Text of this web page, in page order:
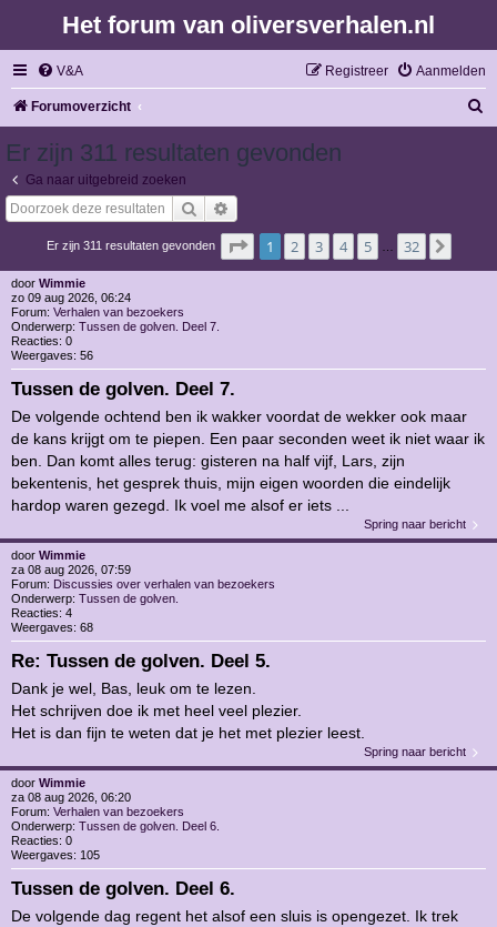
Het forum van oliversverhalen.nl
V&A Aanmelden
Registreer
Forumoverzicht
Er zijn 311 resultaten gevonden
Ga naar uitgebreid zoeken
Zoek
Er zijn 311 resultaten gevonden Pagina1 van 32
1 2 3 4 5 … 32
door Wimmie
zo 09 aug 2026, 06:24
Forum: Verhalen van bezoekers
Onderwerp: Tussen de golven. Deel 7.
Reacties: 0
Weergaves: 56
Tussen de golven. Deel 7.
De volgende ochtend ben ik wakker voordat de wekker ook maar
de kans krijgt om te piepen. Een paar seconden weet ik niet waar ik
ben. Dan komt alles terug: gisteren na half vijf, Lars, zijn
bekentenis, het gesprek thuis, mijn eigen woorden die eindelijk
hardop waren gezegd. Ik voel me alsof er iets ...
Spring naar bericht
door Wimmie
za 08 aug 2026, 07:59
Forum: Discussies over verhalen van bezoekers
Onderwerp: Tussen de golven.
Reacties: 4
Weergaves: 68
Re: Tussen de golven. Deel 5.
Dank je wel, Bas, leuk om te lezen.
Het schrijven doe ik met heel veel plezier.
Het is dan fijn te weten dat je het met plezier leest.
Spring naar bericht
door Wimmie
za 08 aug 2026, 06:20
Forum: Verhalen van bezoekers
Onderwerp: Tussen de golven. Deel 6.
Reacties: 0
Weergaves: 105
Tussen de golven. Deel 6.
De volgende dag regent het alsof een sluis is opengezet. Ik trek